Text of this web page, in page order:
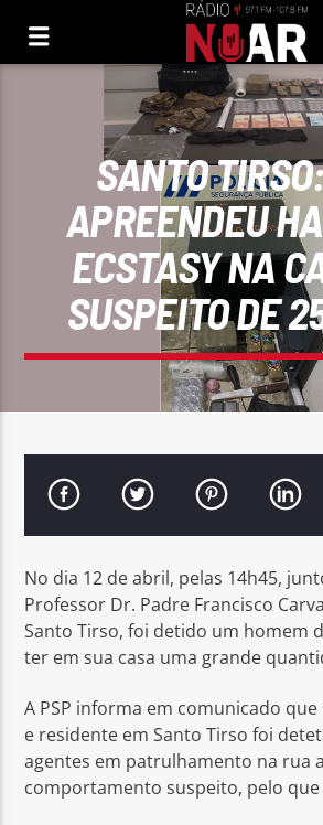
FAIXA ATUAL
E VAI MAIS UM
JOANA D`ARC
Rádio No ar
SANTO
APREENDEU
ECSTASY NA
SUSPEITO DE
No dia 12 de abril, pelas 14h45,
Professor Dr. Padre Francisco
Santo Tirso, foi detido um homem
ter em sua casa uma grande
A PSP informa em comunicado
e residente em Santo Tirso foi
agentes em patrulhamento na rua
comportamento suspeito, pelo que